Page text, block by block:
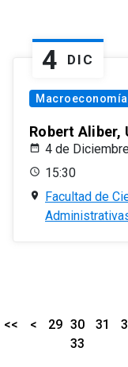
4 DIC
Macroeconomía
Robert Aliber,
4 de
15:30
Facultad de
<< < 29 30 31
33